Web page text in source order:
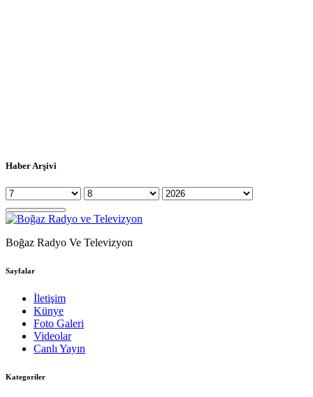
Haber Arşivi
Boğaz Radyo Ve Televizyon
Sayfalar
İletişim
Künye
Foto Galeri
Videolar
Canlı Yayın
Kategoriler